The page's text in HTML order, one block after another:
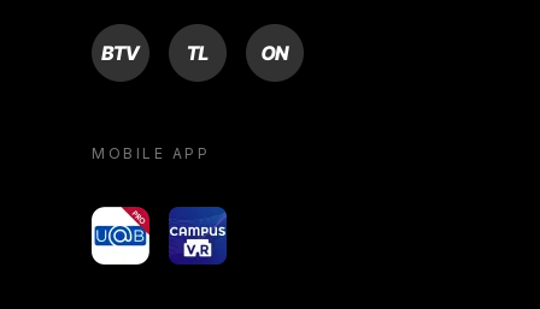
BTV TL ON
MOBILE APP
yoU@B Campus VR